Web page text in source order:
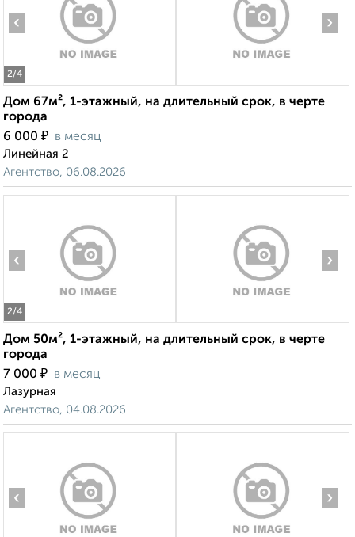
2/4
‹ ›
Дом 67м², 1-этажный, на длительный срок, в черте
города
6 000 ₽ в месяц
Линейная 2
Агентство, 06.08.2026
2/4
‹ ›
Дом 50м², 1-этажный, на длительный срок, в черте
города
7 000 ₽ в месяц
Лазурная
Агентство, 04.08.2026
‹ ›